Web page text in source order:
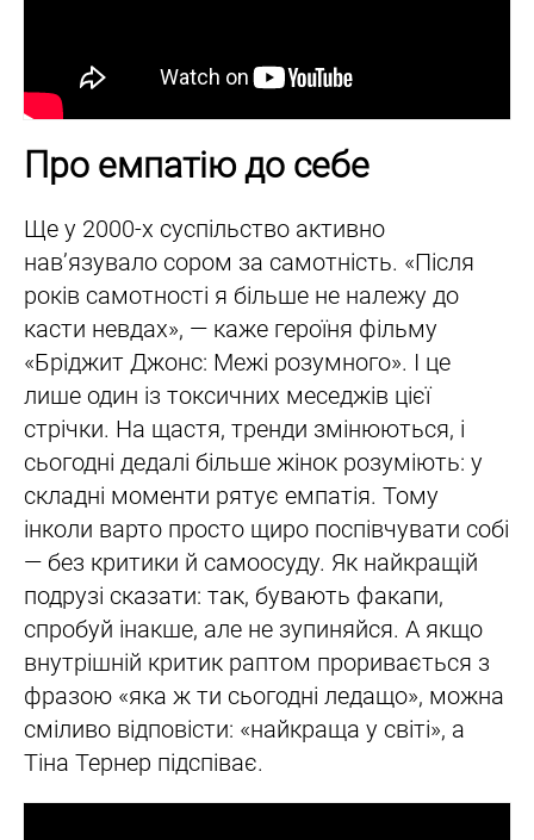
Про емпатію до себе
Ще у 2000-х суспільство активно
нав’язувало сором за самотність. «Після
років самотності я більше не належу до
касти невдах», — каже героїня фільму
«Бріджит Джонс: Межі розумного». І це
лише один із токсичних меседжів цієї
стрічки. На щастя, тренди змінюються, і
сьогодні дедалі більше жінок розуміють: у
складні моменти рятує емпатія. Тому
інколи варто просто щиро поспівчувати собі
— без критики й самоосуду. Як найкращій
подрузі сказати: так, бувають факапи,
спробуй інакше, але не зупиняйся. А якщо
внутрішній критик раптом проривається з
фразою «яка ж ти сьогодні ледащо», можна
сміливо відповісти: «найкраща у світі», а
Тіна Тернер підспіває.